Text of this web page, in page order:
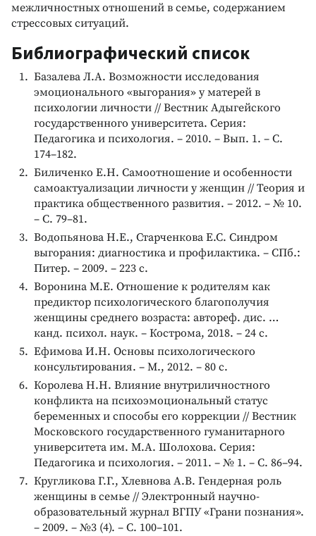
межличностных отношений в семье, содержанием
стрессовых ситуаций.
Библиографический список
Базалева Л.А. Возможности исследования
эмоционального «выгорания» у матерей в
психологии личности // Вестник Адыгейского
государственного университета. Серия:
Педагогика и психология. – 2010. – Вып. 1. – С.
174–182.
Биличенко Е.Н. Самоотношение и особенности
самоактуализации личности у женщин // Теория и
практика общественного развития. – 2012. – № 10.
– С. 79–81.
Водопьянова Н.Е., Старченкова Е.С. Синдром
выгорания: диагностика и профилактика. – СПб.:
Питер. – 2009. – 223 c.
Воронина М.Е. Отношение к родителям как
предиктор психологического благополучия
женщины среднего возраста: автореф. дис. …
канд. психол. наук. – Кострома, 2018. – 24 с.
Ефимова И.Н. Основы психологического
консультирования. – М., 2012. – 80 с.
Королева Н.Н. Влияние внутриличностного
конфликта на психоэмоциональный статус
беременных и способы его коррекции // Вестник
Московского государственного гуманитарного
университета им. М.А. Шолохова. Серия:
Педагогика и психология. – 2011. – № 1. – С. 86–94.
Кругликова Г.Г., Хлевнова А.В. Гендерная роль
женщины в семье // Электронный научно-
образовательный журнал ВГПУ «Грани познания».
– 2009. – №3 (4). – С. 100–101.